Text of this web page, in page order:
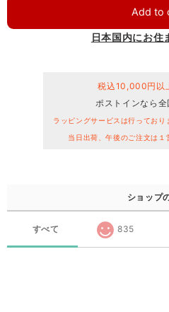
Add to
日本国内にお住
税込10,000円以
ポストインなら
ラッピングサービスは行っており
当日出荷、午後のご注文は１
ショップ
すべて 835